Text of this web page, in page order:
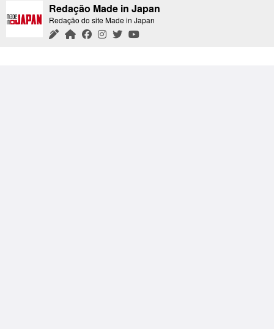
Redação Made in Japan
Redação do site Made in Japan